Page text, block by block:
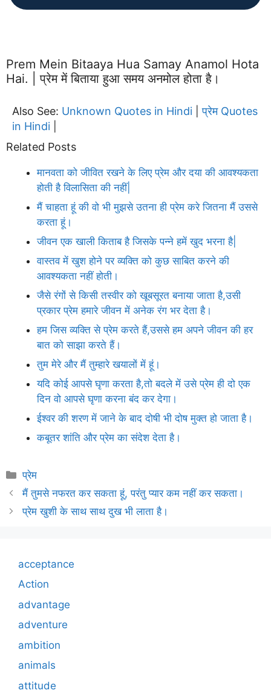
Prem Mein Bitaaya Hua Samay Anamol Hota
Hai. | प्रेम में बिताया हुआ समय अनमोल होता है।
Also See: Unknown Quotes in Hindi |प्रेम Quotes
in Hindi
Related Posts
मानवता को जीवित रखने के लिए प्रेम और दया की आवश्यकता
होती है विलासिता की नहीं|
मैं चाहता हूं की वो भी मुझसे उतना ही प्रेम करे जितना मैं उससे
करता हूं।
जीवन एक खाली किताब है जिसके पन्ने हमें खुद भरना है|
वास्तव में खुश होने पर व्यक्ति को कुछ साबित करने की
आवश्यकता नहीं होती।
जैसे रंगों से किसी तस्वीर को खूबसूरत बनाया जाता है,उसी
प्रकार प्रेम हमारे जीवन में अनेक रंग भर देता है।
हम जिस व्यक्ति से प्रेम करते हैं,उससे हम अपने जीवन की हर
बात को साझा करते हैं।
तुम मेरे और मैं तुम्हारे खयालों में हूं।
यदि कोई आपसे घृणा करता है,तो बदले में उसे प्रेम ही दो एक
दिन वो आपसे घृणा करना बंद कर देगा।
ईश्वर की शरण में जाने के बाद दोषी भी दोष मुक्त हो जाता है।
कबूतर शांति और प्रेम का संदेश देता है।
Categories
प्रेम
मैं तुमसे नफरत कर सकता हूं, परंतु प्यार कम नहीं कर सकता।
प्रेम खुशी के साथ साथ दुख भी लाता है।
acceptance
Action
advantage
adventure
ambition
animals
attitude